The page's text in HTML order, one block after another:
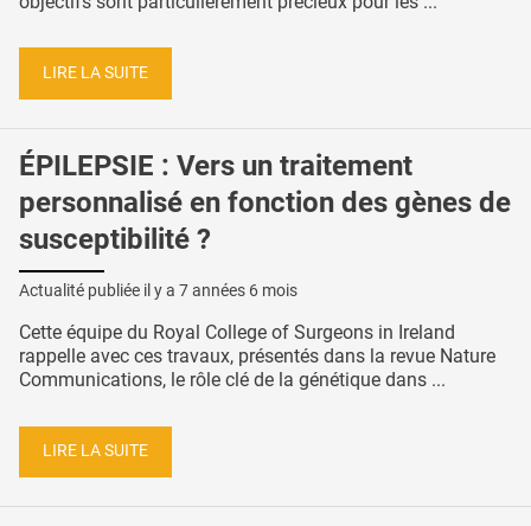
LIRE LA SUITE
ÉPILEPSIE : Vers un traitement
personnalisé en fonction des gènes de
susceptibilité ?
Actualité publiée il y a 7 années 6 mois
Cette équipe du Royal College of Surgeons in Ireland
rappelle avec ces travaux, présentés dans la revue Nature
Communications, le rôle clé de la génétique dans ...
LIRE LA SUITE